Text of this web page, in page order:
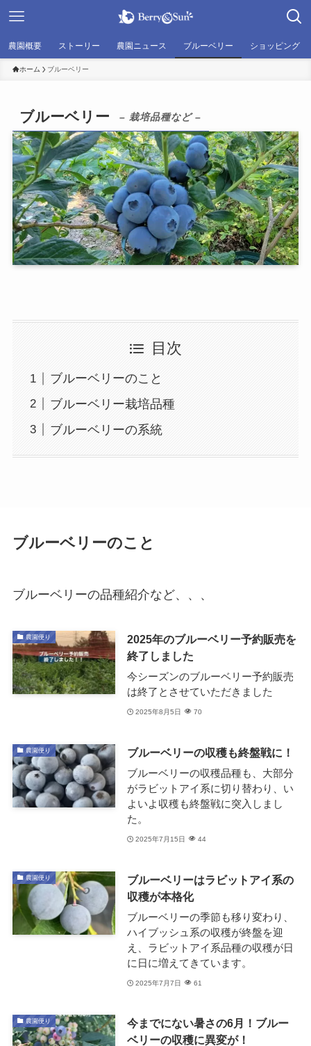
農園概要 ストーリー 農園ニュース ブルーベリー ショッピング
ホーム ブルーベリー
ブルーベリー – 栽培品種など –
目次
ブルーベリーのこと
ブルーベリー栽培品種
ブルーベリーの系統
ブルーベリーのこと
ブルーベリーの品種紹介など、、、
農園便り
2025年のブルーベリー予約販売を
終了しました
今シーズンのブルーベリー予約販売
は終了とさせていただきました
2025年8月5日 70
農園便り ブルーベリーの収穫も終盤戦に！
ブルーベリーの収穫品種も、大部分
がラビットアイ系に切り替わり、い
よいよ収穫も終盤戦に突入しまし
た。
2025年7月15日 44
農園便り
ブルーベリーはラビットアイ系の
収穫が本格化
ブルーベリーの季節も移り変わり、
ハイブッシュ系の収穫が終盤を迎
え、ラビットアイ系品種の収穫が日
に日に増えてきています。
2025年7月7日 61
農園便り
今までにない暑さの6月！ブルー
ベリーの収穫に異変が！